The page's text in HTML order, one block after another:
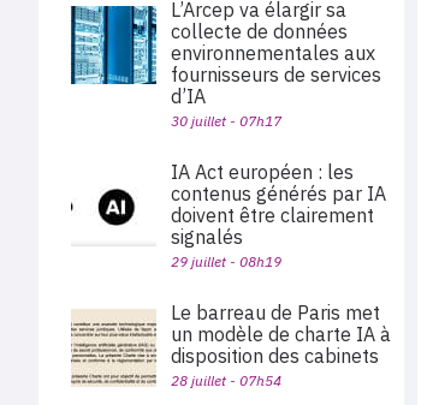
L’Arcep va élargir sa
collecte de données
environnementales aux
fournisseurs de services
d’IA
30 juillet - 07h17
IA Act européen : les
contenus générés par IA
doivent être clairement
signalés
29 juillet - 08h19
Le barreau de Paris met
un modèle de charte IA à
disposition des cabinets
28 juillet - 07h54